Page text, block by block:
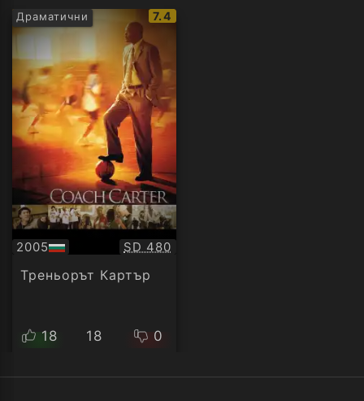
Драматични
IMDb
7.4
2005
БГ
аудио
Качество:
SD 480
Треньорът Картър
18 18 0